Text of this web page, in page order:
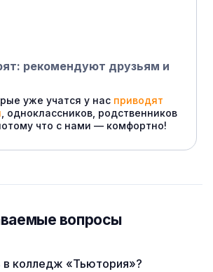
рекомендуют друзьям и
уже учатся у нас приводят
, одноклассников, родственников
что с нами — комфортно!
вопросы
в колледж «Тьютория»?